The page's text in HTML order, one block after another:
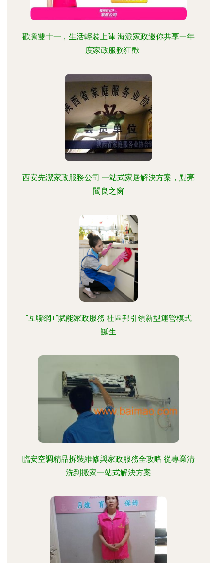
歡騰雙十一，生活輕裝上陣 海派家政邀你共享一年
一度家政服務狂歡
西安先潔家政服務公司 一站式家居解決方案，點亮
閻良之窗
“互聯網+”賦能家政服務 社區邦引領新型運營模式
誕生
臨安空調精品拆裝維修與家政服務全攻略 從專業清
洗到搬家一站式解決方案